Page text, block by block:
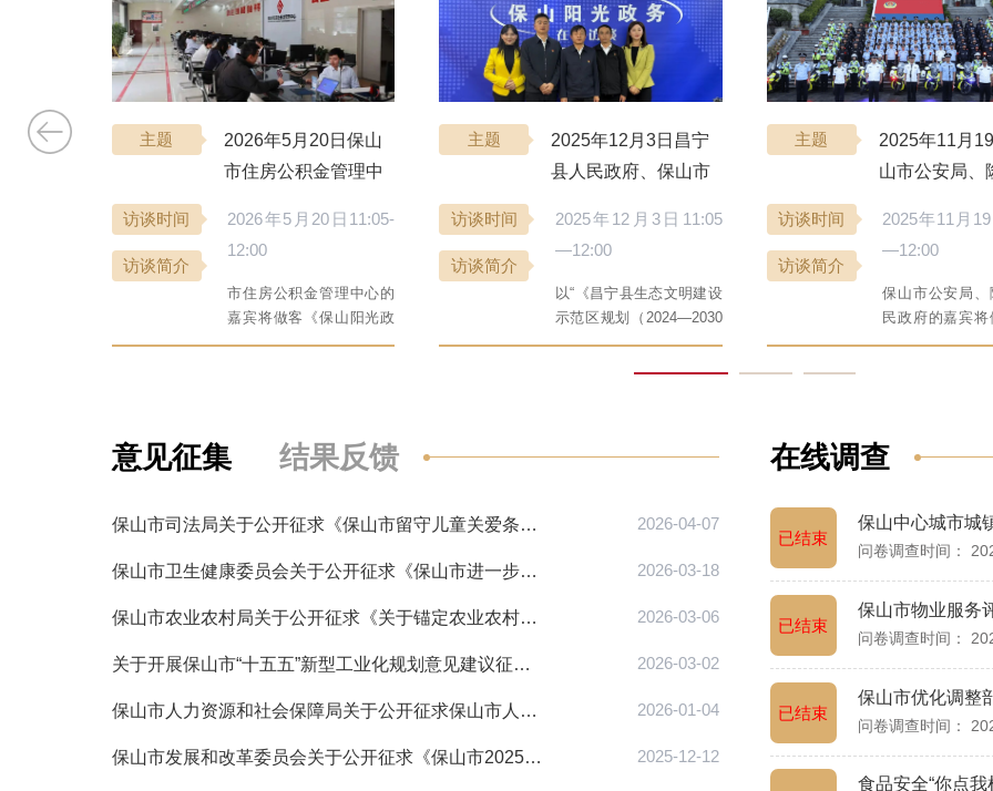
山市
主题
2026年5月20日保山
市住房公积金管理中
光政务》
访谈时间
2026年5月20日11:05-
12:00
访谈简介
市住房公积金管理中心的
嘉宾将做客《保山阳光政
务》直播间，以“聚金惠民
点、焦点问题展开交流，
在线解答听众提问，听取
主题
2025年12月3日昌宁
县人民政府、保山市
与你相约《保山阳光
访谈时间
2025年12月3日11:05
—12:00
访谈简介
以“《昌宁县生态文明建设
示范区规划（2024—2030
年）》”为主题围绕“ 群众
主题
2025年11月
山市公安局、
《保山阳光政
访谈时间
2025年11月
—12:00
访谈简介
保山市公安局、
民政府的嘉宾
山阳光政务》
问，听取意见建
意见征集 结果反馈
保山市司法局关于公开征求《保山市留守儿童关爱条例 （草案）... 2026-04-07
保山市卫生健康委员会关于公开征求《保山市进一步推进落实“... 2026-03-18
保山市农业农村局关于公开征求《关于锚定农业农村现代化扎实... 2026-03-06
关于开展保山市“十五五”新型工业化规划意见建议征集活动的公告 2026-03-02
保山市人力资源和社会保障局关于公开征求保山市人力资源和社... 2026-01-04
保山市发展和改革委员会关于公开征求《保山市2025年国民经济... 2025-12-12
在线调查
已结束
问卷调查时间：
已结束
保山市物业服务
问卷调查时间：
已结束
保山市优化调整
问卷调查时间：
食品安全“你点我